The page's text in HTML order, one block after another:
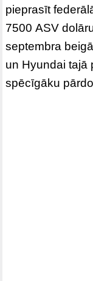
pieprasīt
7500 ASV
septembra
un Hyundai tajā
spēcīgāku